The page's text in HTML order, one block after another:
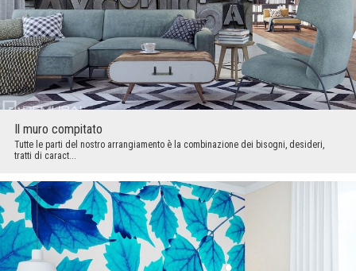
Il muro compitato
Tutte le parti del nostro arrangiamento è la combinazione dei bisogni, desideri,
tratti di caract...